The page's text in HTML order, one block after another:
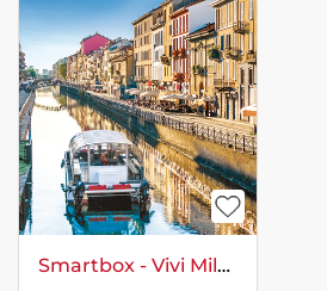
Smartbox - Vivi Milano